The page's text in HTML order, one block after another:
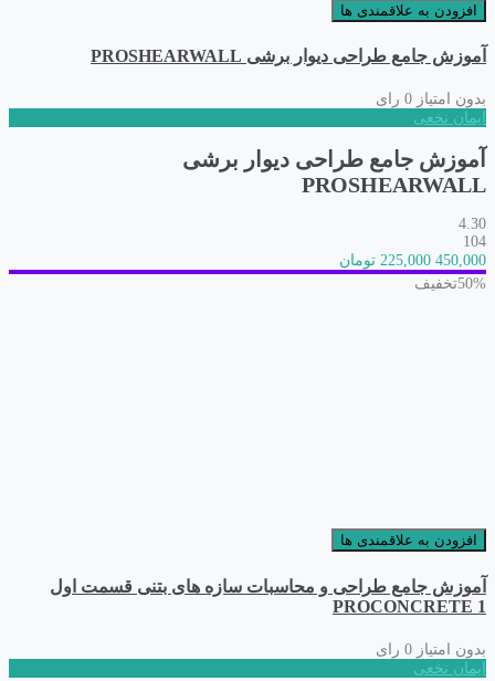
افزودن به علاقمندی ها
آموزش جامع طراحی دیوار برشی PROSHEARWALL
بدون امتیاز 0 رای
ایمان نخعی
آموزش جامع طراحی دیوار برشی
PROSHEARWALL
4.30
104
450,000 225,000 تومان
50%تخفیف
افزودن به علاقمندی ها
آموزش جامع طراحی و محاسبات سازه های بتنی قسمت اول
PROCONCRETE 1
بدون امتیاز 0 رای
ایمان نخعی